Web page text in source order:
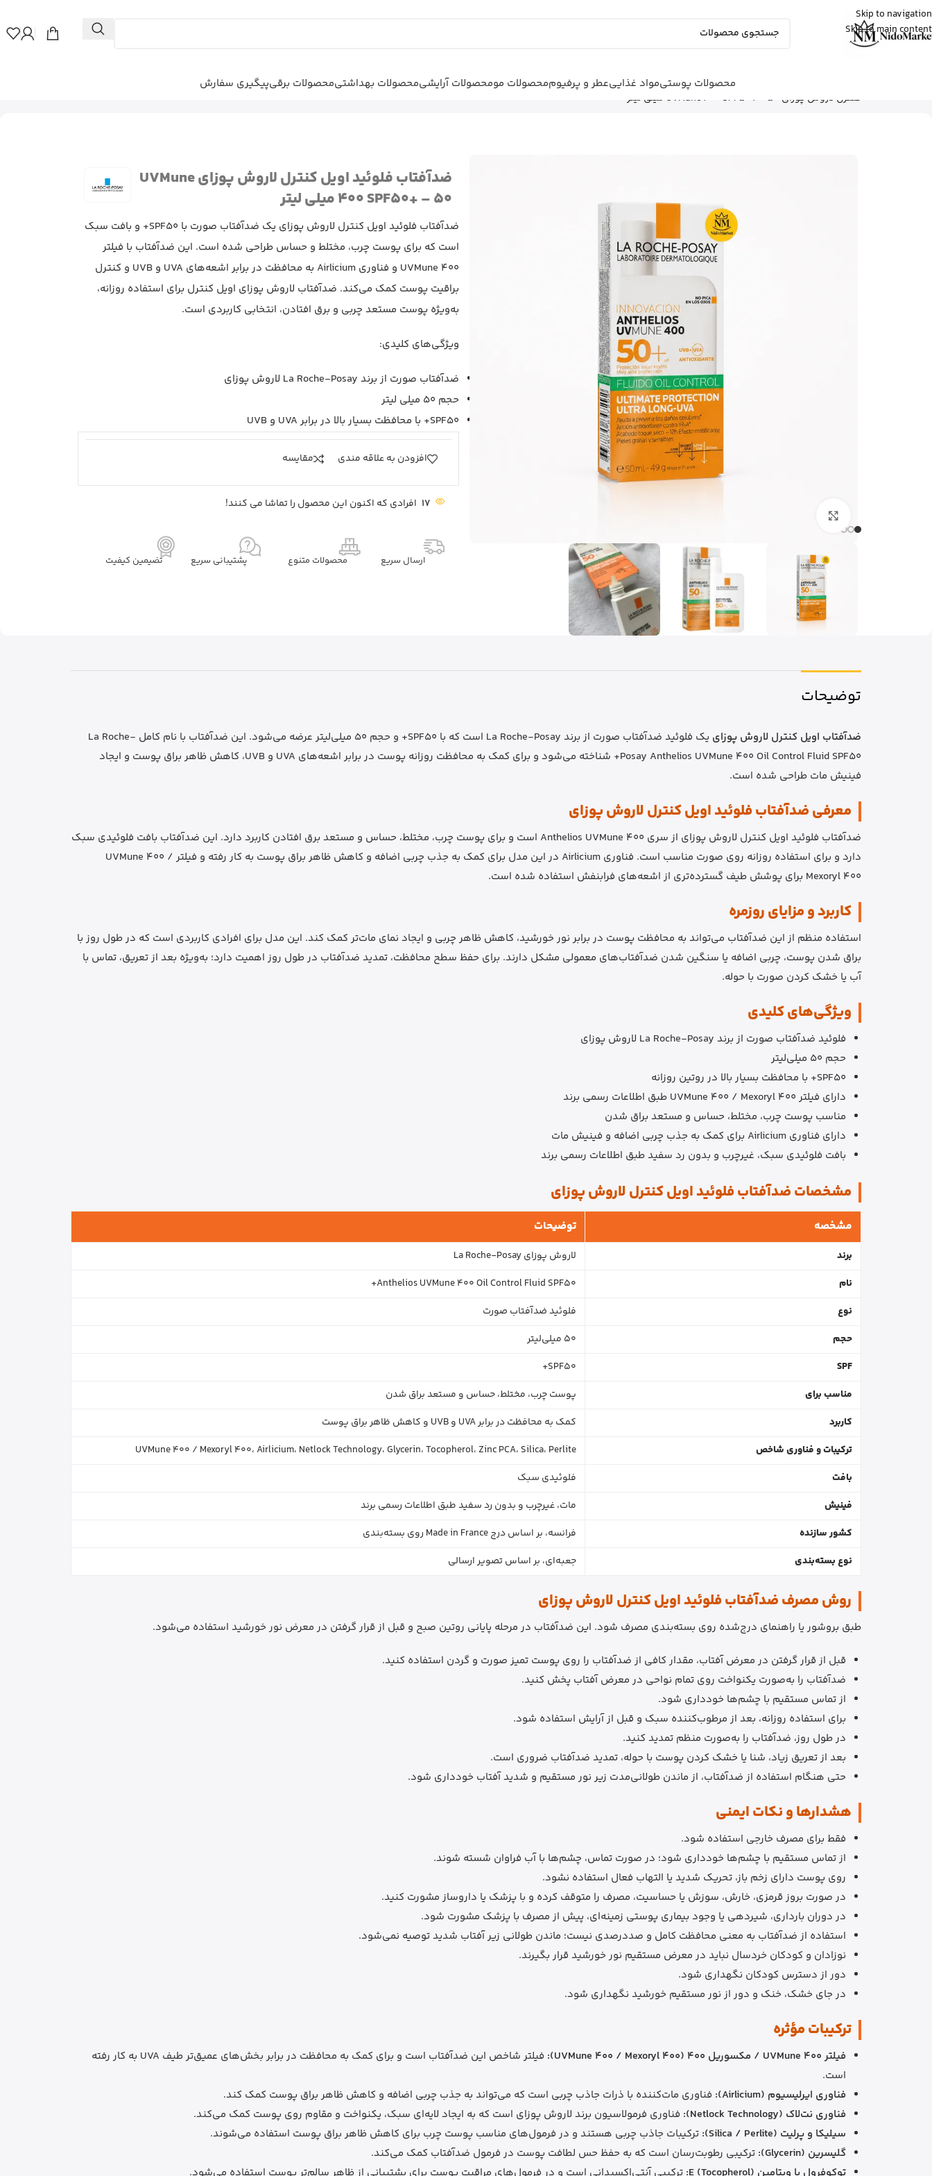
Skip to navigation
Skip to main content
محصولات پوستیمواد غذاییعطر و پرفیوممحصولات مومحصولات آرایشیمحصولات بهداشتیمحصولات برقیپیگیری سفارش محصولات پوستی |مراقبت صورت|ضد آفتاب|ضدآفتاب فلوئید اویل
کنترل لاروش پوزای UVMune 400 SPF50+ – 50 میلی لیتر
ضدآفتاب فلوئید اویل کنترل لاروش پوزای UVMune
400 SPF50+ – 50 میلی لیتر
ضدآفتاب فلوئید اویل کنترل لاروش پوزای یک ضدآفتاب صورت با SPF50+ و بافت سبک
است که برای پوست چرب، مختلط و حساس طراحی شده است. این ضدآفتاب با فیلتر
UVMune 400 و فناوری Airlicium به محافظت در برابر اشعه‌های UVA و UVB و کنترل
براقیت پوست کمک می‌کند. ضدآفتاب لاروش پوزای اویل کنترل برای استفاده روزانه،
به‌ویژه پوست مستعد چربی و برق افتادن، انتخابی کاربردی است.
ویژگی‌های کلیدی:
ضدآفتاب صورت از برند La Roche-Posay لاروش پوزای
حجم 50 میلی لیتر
SPF50+ با محافظت بسیار بالا در برابر UVA و UVB
افزودن به علاقه مندی مقايسه
17 افرادی که اکنون این محصول را تماشا می کنند!
ارسال سریع محصولات متنوع پشتیبانی سریع تضیمین کیفیت
توضیحات
ضدآفتاب اویل کنترل لاروش پوزای
یک فلوئید ضدآفتاب صورت از برند La Roche-Posay است که با SPF50+ و حجم 50 میلی‌لیتر عرضه می‌شود. این ضدآفتاب با نام کامل La Roche-
Posay Anthelios UVMune 400 Oil Control Fluid SPF50+ شناخته می‌شود و برای کمک به محافظت روزانه پوست در برابر اشعه‌های UVA و UVB، کاهش ظاهر براق پوست و ایجاد
فینیش مات طراحی شده است.
معرفی ضدآفتاب فلوئید اویل کنترل لاروش پوزای
ضدآفتاب فلوئید اویل کنترل لاروش پوزای از سری Anthelios UVMune 400 است و برای پوست چرب، مختلط، حساس و مستعد برق افتادن کاربرد دارد. این ضدآفتاب بافت فلوئیدی سبک
دارد و برای استفاده روزانه روی صورت مناسب است. فناوری Airlicium در این مدل برای کمک به جذب چربی اضافه و کاهش ظاهر براق پوست به کار رفته و فیلتر UVMune 400 /
Mexoryl 400 برای پوشش طیف گسترده‌تری از اشعه‌های فرابنفش استفاده شده است.
کاربرد و مزایای روزمره
استفاده منظم از این ضدآفتاب می‌تواند به محافظت پوست در برابر نور خورشید، کاهش ظاهر چربی و ایجاد نمای مات‌تر کمک کند. این مدل برای افرادی کاربردی است که در طول روز با
براق شدن پوست، چربی اضافه یا سنگین شدن ضدآفتاب‌های معمولی مشکل دارند. برای حفظ سطح محافظت، تمدید ضدآفتاب در طول روز اهمیت دارد؛ به‌ویژه بعد از تعریق، تماس با
آب یا خشک کردن صورت با حوله.
ویژگی‌های کلیدی
فلوئید ضدآفتاب صورت از برند La Roche-Posay لاروش پوزای
حجم 50 میلی‌لیتر
SPF50+ با محافظت بسیار بالا در روتین روزانه
دارای فیلتر UVMune 400 / Mexoryl 400 طبق اطلاعات رسمی برند
مناسب پوست چرب، مختلط، حساس و مستعد براق شدن
دارای فناوری Airlicium برای کمک به جذب چربی اضافه و فینیش مات
بافت فلوئیدی سبک، غیرچرب و بدون رد سفید طبق اطلاعات رسمی برند
مشخصات ضدآفتاب فلوئید اویل کنترل لاروش پوزای
مشخصه توضیحات
برند
لاروش پوزای La Roche-Posay
نام
Anthelios UVMune 400 Oil Control Fluid SPF50+
نوع
فلوئید ضدآفتاب صورت
حجم
50 میلی‌لیتر
SPF
SPF50+
مناسب برای
پوست چرب، مختلط، حساس و مستعد براق شدن
کاربرد
کمک به محافظت در برابر UVA و UVB و کاهش ظاهر براق پوست
ترکیبات و فناوری شاخص
UVMune 400 / Mexoryl 400، Airlicium، Netlock Technology، Glycerin، Tocopherol، Zinc PCA، Silica، Perlite
بافت
فلوئیدی سبک
فینیش
مات، غیرچرب و بدون رد سفید طبق اطلاعات رسمی برند
کشور سازنده
فرانسه، بر اساس درج Made in France روی بسته‌بندی
نوع بسته‌بندی
جعبه‌ای، بر اساس تصویر ارسالی
روش مصرف ضدآفتاب فلوئید اویل کنترل لاروش پوزای
طبق بروشور یا راهنمای درج‌شده روی بسته‌بندی مصرف شود. این ضدآفتاب در مرحله پایانی روتین صبح و قبل از قرار گرفتن در معرض نور خورشید استفاده می‌شود.
قبل از قرار گرفتن در معرض آفتاب، مقدار کافی از ضدآفتاب را روی پوست تمیز صورت و گردن استفاده کنید.
ضدآفتاب را به‌صورت یکنواخت روی تمام نواحی در معرض آفتاب پخش کنید.
از تماس مستقیم با چشم‌ها خودداری شود.
برای استفاده روزانه، بعد از مرطوب‌کننده سبک و قبل از آرایش استفاده شود.
در طول روز، ضدآفتاب را به‌صورت منظم تمدید کنید.
بعد از تعریق زیاد، شنا یا خشک کردن پوست با حوله، تمدید ضدآفتاب ضروری است.
حتی هنگام استفاده از ضدآفتاب، از ماندن طولانی‌مدت زیر نور مستقیم و شدید آفتاب خودداری شود.
هشدارها و نکات ایمنی
فقط برای مصرف خارجی استفاده شود.
از تماس مستقیم با چشم‌ها خودداری شود؛ در صورت تماس، چشم‌ها با آب فراوان شسته شوند.
روی پوست دارای زخم باز، تحریک شدید یا التهاب فعال استفاده نشود.
در صورت بروز قرمزی، خارش، سوزش یا حساسیت، مصرف را متوقف کرده و با پزشک یا داروساز مشورت کنید.
در دوران بارداری، شیردهی یا وجود بیماری پوستی زمینه‌ای، پیش از مصرف با پزشک مشورت شود.
استفاده از ضدآفتاب به معنی محافظت کامل و صددرصدی نیست؛ ماندن طولانی زیر آفتاب شدید توصیه نمی‌شود.
نوزادان و کودکان خردسال نباید در معرض مستقیم نور خورشید قرار بگیرند.
دور از دسترس کودکان نگهداری شود.
در جای خشک، خنک و دور از نور مستقیم خورشید نگهداری شود.
ترکیبات مؤثره
فیلتر UVMune 400 / مکسوریل 400 (UVMune 400 / Mexoryl 400):
فیلتر شاخص این ضدآفتاب است و برای کمک به محافظت در برابر بخش‌های عمیق‌تر طیف UVA به کار رفته
است.
فناوری ایرلیسیوم (Airlicium):
فناوری مات‌کننده با ذرات جاذب چربی است که می‌تواند به جذب چربی اضافه و کاهش ظاهر براق پوست کمک کند.
فناوری نت‌لاک (Netlock Technology):
فناوری فرمولاسیون برند لاروش پوزای است که به ایجاد لایه‌ای سبک، یکنواخت و مقاوم روی پوست کمک می‌کند.
سیلیکا و پرلیت (Silica / Perlite):
ترکیبات جاذب چربی هستند و در فرمول‌های مناسب پوست چرب برای کاهش ظاهر براق پوست استفاده می‌شوند.
گلیسرین (Glycerin):
ترکیبی رطوبت‌رسان است که به حفظ حس لطافت پوست در فرمول ضدآفتاب کمک می‌کند.
توکوفرول یا ویتامین E (Tocopherol):
ترکیبی آنتی‌اکسیدانی است و در فرمول‌های مراقبت پوست برای پشتیبانی از ظاهر سالم‌تر پوست استفاده می‌شود.
زهرااز گرگان
کپسول پریورین بایر آلمان رو خرید کرد